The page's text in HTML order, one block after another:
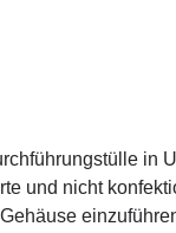
in
und nicht